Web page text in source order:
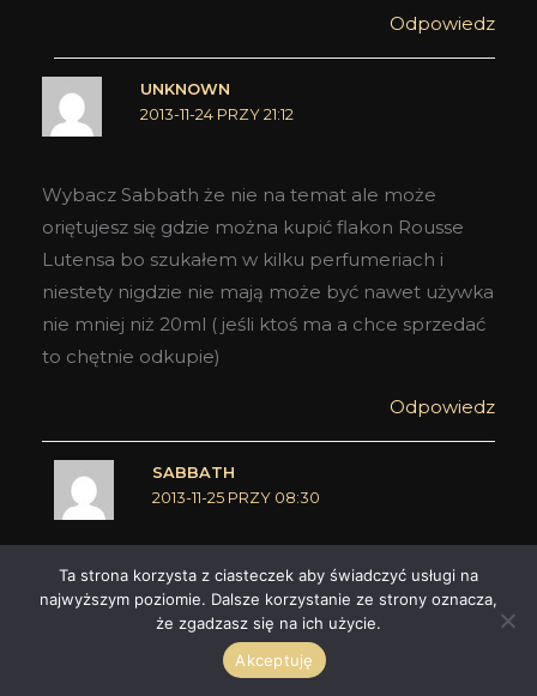
Odpowiedz
UNKNOWN
2013-11-24 PRZY 21:12
Wybacz Sabbath że nie na temat ale może
oriętujesz się gdzie można kupić flakon Rousse
Lutensa bo szukałem w kilku perfumeriach i
niestety nigdzie nie mają może być nawet używka
nie mniej niż 20ml ( jeśli ktoś ma a chce sprzedać
to chętnie odkupie)
Odpowiedz
SABBATH
2013-11-25 PRZY 08:30
Niestety, zgodnie z moją wiedzą Rousse zostało
wycofane z oferty eksportowej i przeniesione do
ekskluzywnej. Można je nabyć na stronie
Ta strona korzysta z ciasteczek aby świadczyć usługi na
najwyższym poziomie. Dalsze korzystanie ze strony oznacza,
że zgadzasz się na ich użycie.
Akceptuję